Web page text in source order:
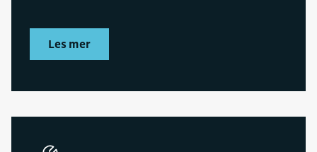
Les mer